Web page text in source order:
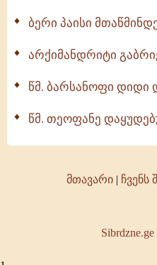
ბერი პაისი
არქიმანდრიტი
წმ. ბარსანოფი დიდი
წმ. თეოფანე
მთავარი| ჩვენს